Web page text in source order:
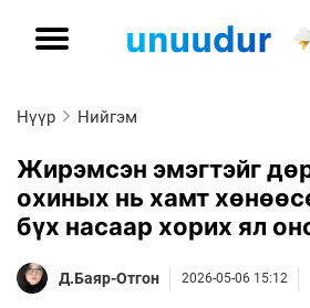
Нүүр Нийгэм
Жирэмсэн эмэгтэйг
охиных нь хамт
бүх насаар хорих ял
Д.Баяр-Отгон 2026-05-06 15:12